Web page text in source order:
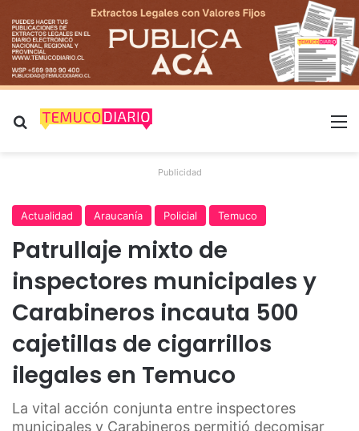
Buscar por
Publicidad
Actualidad Araucanía Policial Temuco
Patrullaje mixto de
inspectores municipales y
Carabineros incauta 500
cajetillas de cigarrillos
ilegales en Temuco
La vital acción conjunta entre inspectores
municipales y Carabineros permitió decomisar